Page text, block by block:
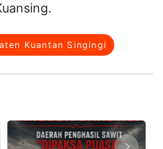
Kuantan Singingi